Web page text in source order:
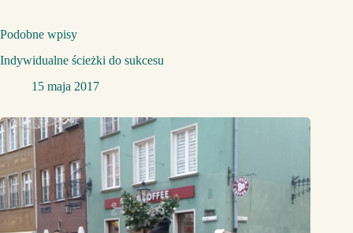
Podobne wpisy
Indywidualne ścieżki do sukcesu
15 maja 2017